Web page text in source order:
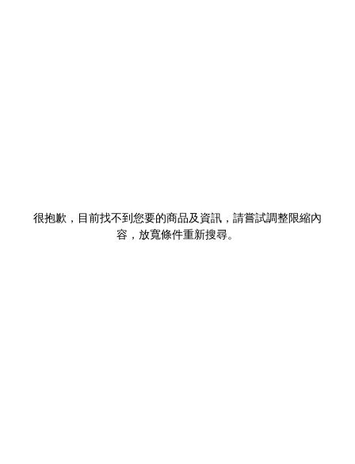
很抱歉，目前找不到您要的商品及資訊，請嘗試調整限縮內
容，放寬條件重新搜尋。